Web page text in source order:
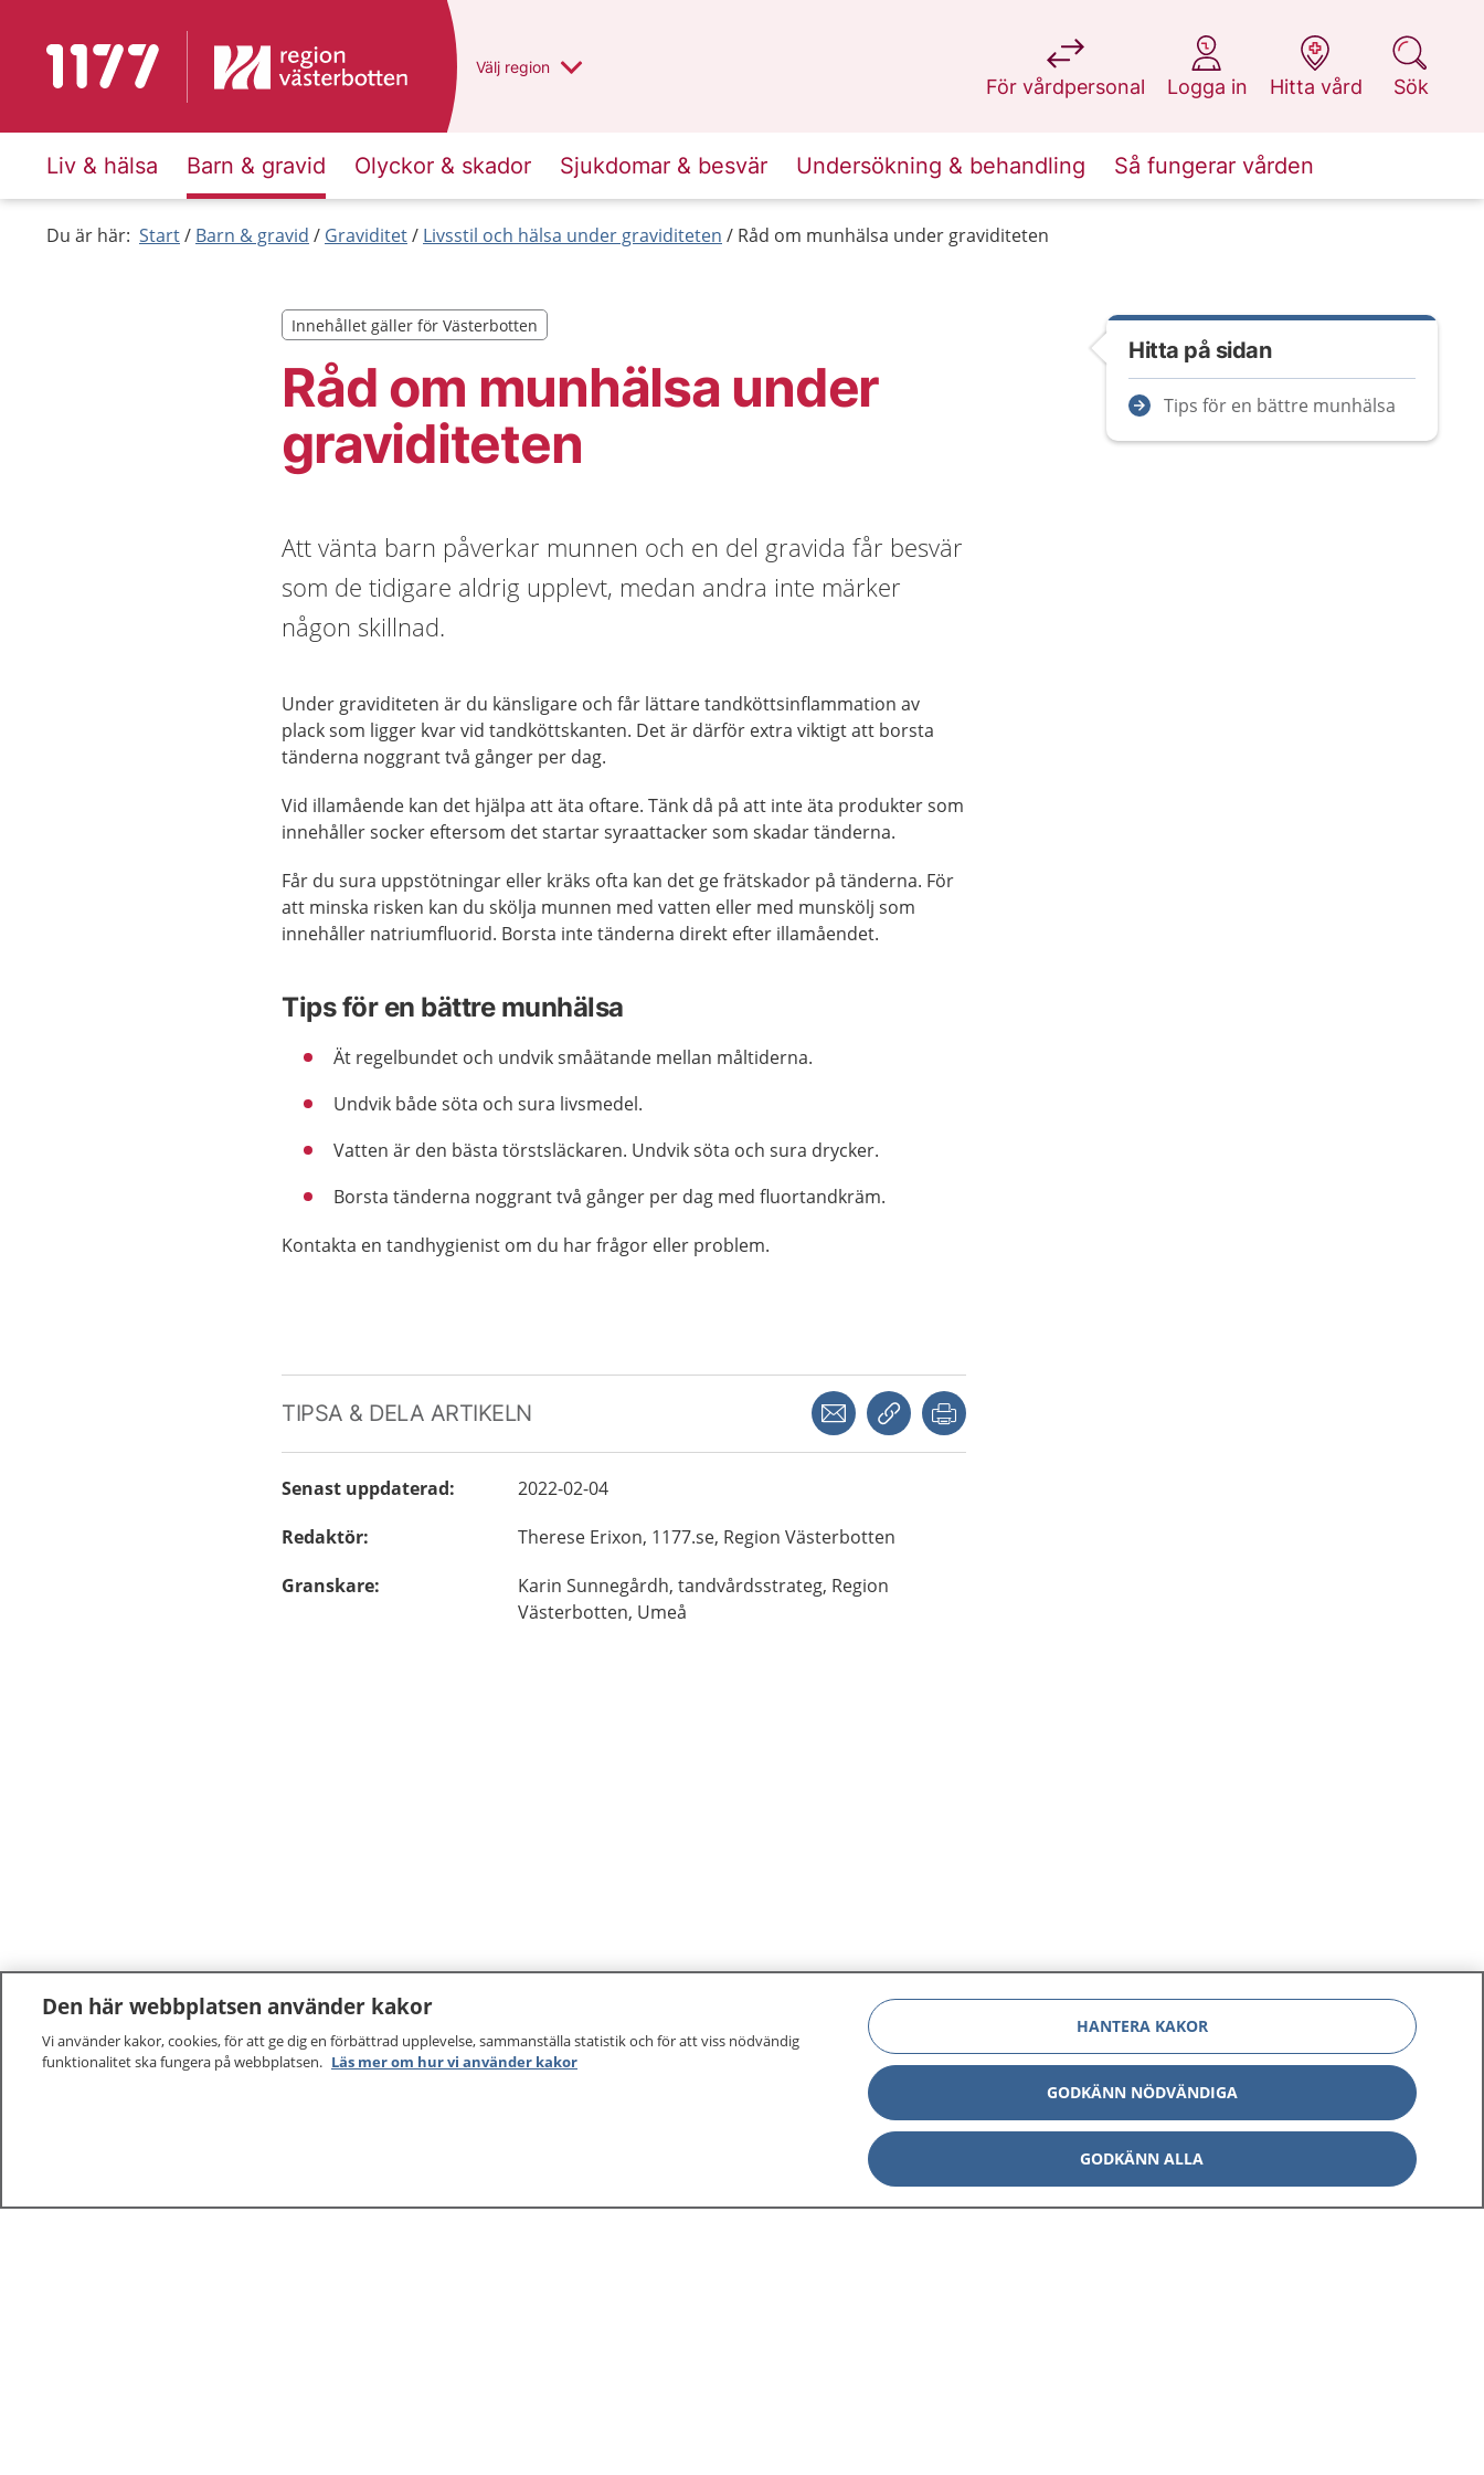
Till startsidan för 1177 Du har valt region
Välj en annan
region
För vårdpersonal
på 1177.se
Logga in
på 1177.se
Hitta vård
på 1177.se
Sök
på 1177.se
Liv & hälsa Barn & gravid Olyckor & skador Sjukdomar & besvär Undersökning & behandling Så fungerar vården
Du är här: Start Barn & gravid Graviditet Livsstil och hälsa under graviditeten Råd om munhälsa under graviditeten
Råd om munhälsa under
graviditeten
Innehållet gäller för Västerbotten
Innehållet gäller för Västerbotten
Att vänta barn påverkar munnen och en del gravida får besvär
som de tidigare aldrig upplevt, medan andra inte märker
någon skillnad.
Under graviditeten är du känsligare och får lättare tandköttsinflammation av
plack som ligger kvar vid tandköttskanten. Det är därför extra viktigt att borsta
tänderna noggrant två gånger per dag.
Vid illamående kan det hjälpa att äta oftare. Tänk då på att inte äta produkter som
innehåller socker eftersom det startar syraattacker som skadar tänderna.
Får du sura uppstötningar eller kräks ofta kan det ge frätskador på tänderna. För
att minska risken kan du skölja munnen med vatten eller med munskölj som
innehåller natriumfluorid. Borsta inte tänderna direkt efter illamåendet.
Tips för en bättre munhälsa
Ät regelbundet och undvik småätande mellan måltiderna.
Undvik både söta och sura livsmedel.
Vatten är den bästa törstsläckaren. Undvik söta och sura drycker.
Borsta tänderna noggrant två gånger per dag med fluortandkräm.
Kontakta en tandhygienist om du har frågor eller problem.
TIPSA & DELA ARTIKELN Dela via mejlKopiera länk
Senast uppdaterad:
2022-02-04
Redaktör: Therese Erixon, 1177.se, Region Västerbotten
Granskare: Karin Sunnegårdh, tandvårdsstrateg, Region
Västerbotten, Umeå
Hitta på sidan
Tips för en bättre munhälsa
1177 –tryggt om din hälsa och vård
sjukvårdsrådgivning dygnet runt.
Other languages
Lättläst svenska
Om 1177
Kontakt
Den här webbplatsen använder kakor
Vi använder kakor, cookies, för att ge dig en förbättrad upplevelse, sammanställa statistik och för att viss nödvändig
funktionalitet ska fungera på webbplatsen. Läs mer om hur vi använder kakor
HANTERA KAKOR
GODKÄNN NÖDVÄNDIGA
GODKÄNN ALLA